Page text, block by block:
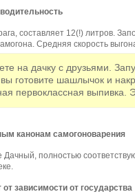
составляет 12(!) литров.
Средняя скорость
на дачку с друзьями.
готовите шашлычок и
первоклассная выпивка.
канонам самогоноварения
полностью
зависимости от государства